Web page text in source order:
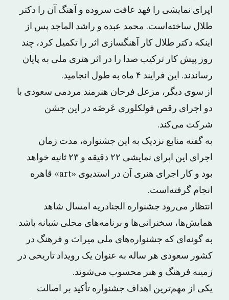
اپرای نمایشی را فهد عافت سروده و آهنگ آن را دکتر
طلال ساخته‌است. محمد عبده و راشد الماجد پس از
اینکه دکتر طلال کار آهنگسازی اثر را تکمیل کرد، چند
روز پیش کار ترکیب صدا را در اثر هنری ملی به پایان
رساندند. این فرایند ۴ ماه به طول انجامید.
از سوی دیگر، مزعل فرحان هنرمند مردمی سعودی با
دو اجرای رقص فولکلوری عَرضَه در این جشن
شرکت می‌کند.
به گفته منابع نزدیک به این جشنواره، مدت زمان
اجرای این اپرای نمایشی ۲۲ دقیقه و ۲۳ ثانیه خواهد
بود و کار اجرای هنری آن در استدیوی «art» قاهره
انجام گرفته‌است.
انتظار می‌رود جشنواره الجنادریه امسال شاهد
همایش‌ها، سخنرانی‌ها و برنامه‌های محلی شبانه باشد
به گونه‌ای که جشنواره‌های ملی میراث و فرهنگ در
کشور سعودی هر ساله به عنوان یک رویداد تاریخی در
زمینه فرهنگ و هنر محسوب می‌شوند.
یکی از مهم‌ترین اهداف جشنواره تأکید بر اصالت